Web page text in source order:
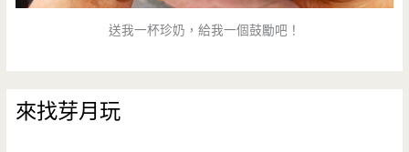
送我一杯珍奶，給我一個鼓勵吧！
來找芽月玩